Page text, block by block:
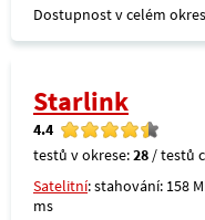
Dostupnost v celém
Starlink
4.4
testů v okrese:28 / testů
Satelitní: stahování: 158
ms